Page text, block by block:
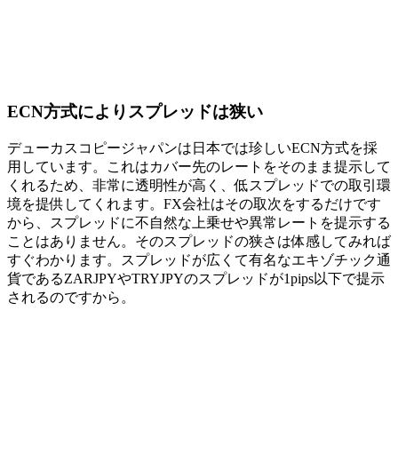
ECN方式によりスプレッドは狭い
デューカスコピージャパンは日本では珍しいECN方式を採
用しています。これはカバー先のレートをそのまま提示して
くれるため、非常に透明性が高く、低スプレッドでの取引環
境を提供してくれます。FX会社はその取次をするだけです
から、スプレッドに不自然な上乗せや異常レートを提示する
ことはありません。そのスプレッドの狭さは体感してみれば
すぐわかります。スプレッドが広くて有名なエキゾチック通
貨であるZARJPYやTRYJPYのスプレッドが1pips以下で提示
されるのですから。